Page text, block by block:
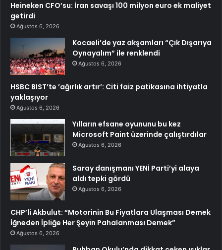
Heineken CFO’su: İran savaşı 100 milyon euro ek maliyet
getirdi
Ağustos 6, 2026
Kocaeli’de yaz akşamları “Çık Dışarıya
Oynayalım” ile renklendi
Ağustos 6, 2026
HSBC BIST’te ’ağırlık artır’: Citi faiz patikasına ihtiyatla
yaklaşıyor
Ağustos 6, 2026
Yılların efsane oyununu bu kez
Microsoft Paint üzerinde çalıştırdılar
Ağustos 6, 2026
Saray danışmanı YENİ Parti’yi alaya
aldı tepki gördü
Ağustos 6, 2026
CHP’li Akbulut: “Motorinin Bu Fiyatlara Ulaşması Demek
İğneden İpliğe Her Şeyin Pahalanması Demek”
Ağustos 6, 2026